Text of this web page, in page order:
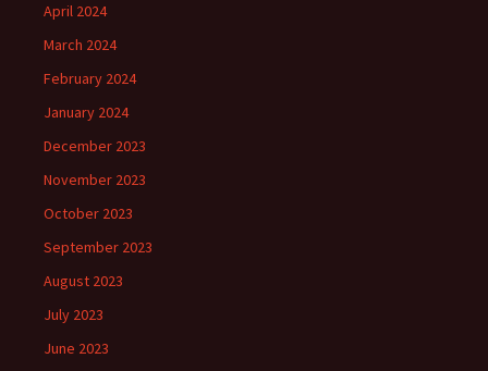
April 2024
March 2024
February 2024
January 2024
December 2023
November 2023
October 2023
September 2023
August 2023
July 2023
June 2023